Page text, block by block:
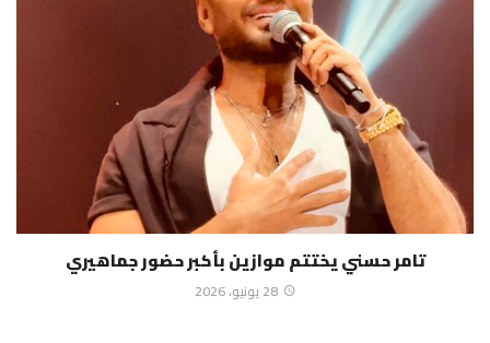
تامر حسني يختتم موازين بأكبر حضور جماهيري
28 يونيو، 2026